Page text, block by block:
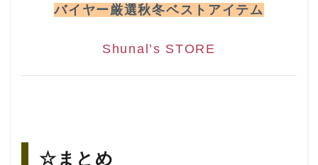
バイヤー厳選秋冬ベストアイテム
Shunal’s STORE
☆まとめ